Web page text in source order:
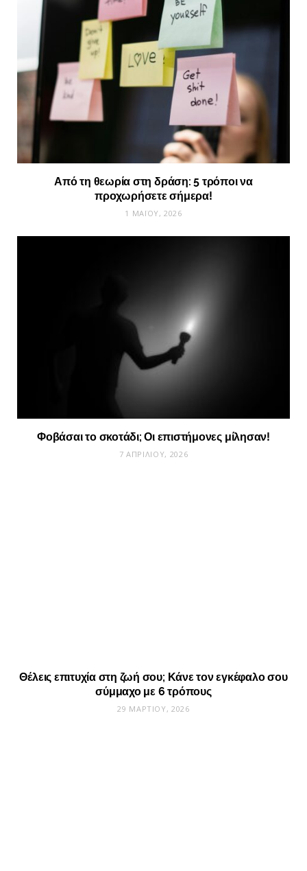
Από τη θεωρία στη δράση: 5 τρόποι να
προχωρήσετε σήμερα!
1 ΜΑΪ́ΟΥ, 2026
Φοβάσαι το σκοτάδι; Οι επιστήμονες μίλησαν!
7 ΑΠΡΙΛΊΟΥ, 2026
Θέλεις επιτυχία στη ζωή σου; Κάνε τον εγκέφαλο σου
σύμμαχο με 6 τρόπους
29 ΜΑΡΤΊΟΥ, 2026